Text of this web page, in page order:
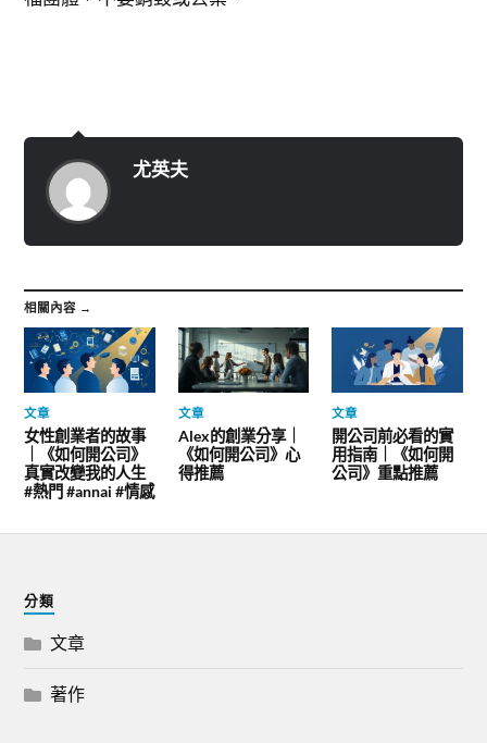
尤英夫
相關內容 →
文章
女性創業者的故事
｜《如何開公司》
真實改變我的人生
#熱門 #annai #情感
文章
Alex的創業分享｜
《如何開公司》心
得推薦
文章
開公司前必看的實
用指南｜《如何開
公司》重點推薦
分類
文章
著作